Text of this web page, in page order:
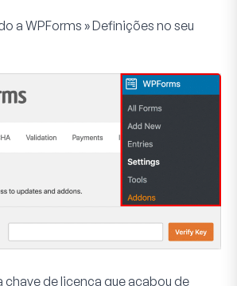
aWPForms » Definições no seu
chave de licença que acabou de